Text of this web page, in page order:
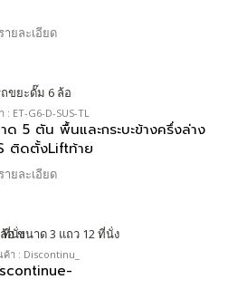
ายละเอียด
: ET-G6-D-SUS-TL
5 ตัน พื้นและกระบะข้างครึ่งล่าง
ติดตั้งLiftท้าย
ายละเอียด
า : Discontinu_